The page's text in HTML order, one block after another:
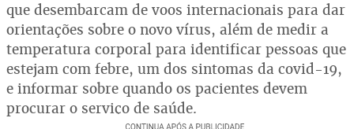
que desembarcam de voos internacionais para dar
orientações sobre o novo vírus, além de medir a
temperatura corporal para identificar pessoas que
estejam com febre, um dos sintomas da covid-19,
e informar sobre quando os pacientes devem
procurar o serviço de saúde.